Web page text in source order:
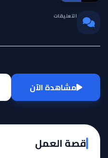
التعليقات
مشاهدة الآن
قصة العمل